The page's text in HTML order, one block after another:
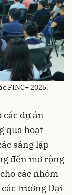
FINC+ 2025.
dự án
qua hoạt
sáng lập
đến mở rộng
các nhóm
trường Đại